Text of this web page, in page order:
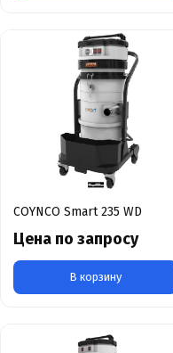
COYNCO Smart 235 WD
Цена по запросу
В корзину